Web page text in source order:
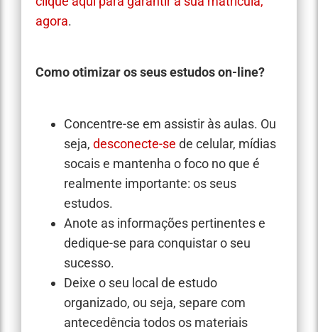
agora.
Como otimizar os seus estudos on-line?
Concentre-se em assistir às aulas. Ou
seja, desconecte-se de celular, mídias
socais e mantenha o foco no que é
realmente importante: os seus
estudos.
Anote as informações pertinentes e
dedique-se para conquistar o seu
sucesso.
Deixe o seu local de estudo
organizado, ou seja, separe com
antecedência todos os materiais